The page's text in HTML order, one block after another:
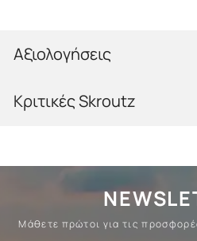
Αξιολογήσεις
Κριτικές Skroutz
Μάθετε πρώτοι για τις